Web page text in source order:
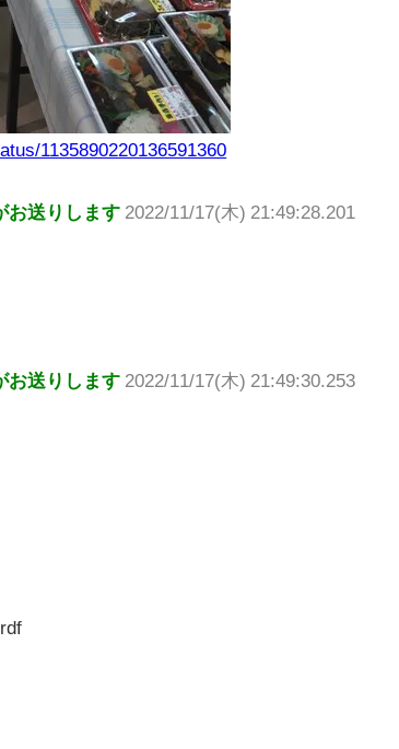
1135890220136591360
お送りします 2022/11/17(木) 21:49:28.201
お送りします 2022/11/17(木) 21:49:30.253